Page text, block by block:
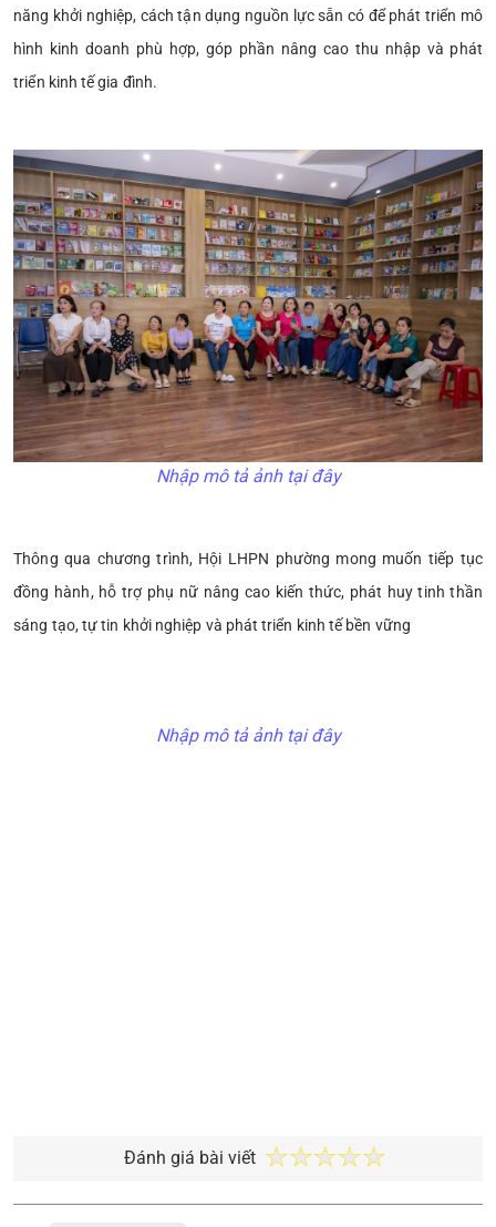
năng khởi nghiệp, cách tận dụng nguồn lực sẵn có để phát triển mô
hình kinh doanh phù hợp, góp phần nâng cao thu nhập và phát
triển kinh tế gia đình.
Nhập mô tả ảnh tại đây
Thông qua chương trình, Hội LHPN phường mong muốn tiếp tục
đồng hành, hỗ trợ phụ nữ nâng cao kiến thức, phát huy tinh thần
sáng tạo, tự tin khởi nghiệp và phát triển kinh tế bền vững
Nhập mô tả ảnh tại đây
Đánh giá bài viết